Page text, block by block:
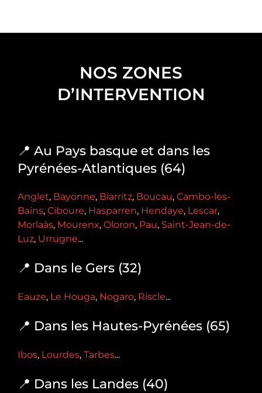
NOS ZONES
D’INTERVENTION
📍 Au Pays basque et dans les
Pyrénées-Atlantiques (64)
Anglet, Bayonne, Biarritz, Boucau, Cambo-les-
Bains, Ciboure, Hasparren, Hendaye, Lescar,
Morlaàs, Mourenx, Oloron, Pau, Saint-Jean-de-
Luz, Urrugne...
📍 Dans le Gers (32)
Eauze, Le Houga, Nogaro, Riscle...
📍 Dans les Hautes-Pyrénées (65)
Ibos, Lourdes, Tarbes...
📍 Dans les Landes (40)